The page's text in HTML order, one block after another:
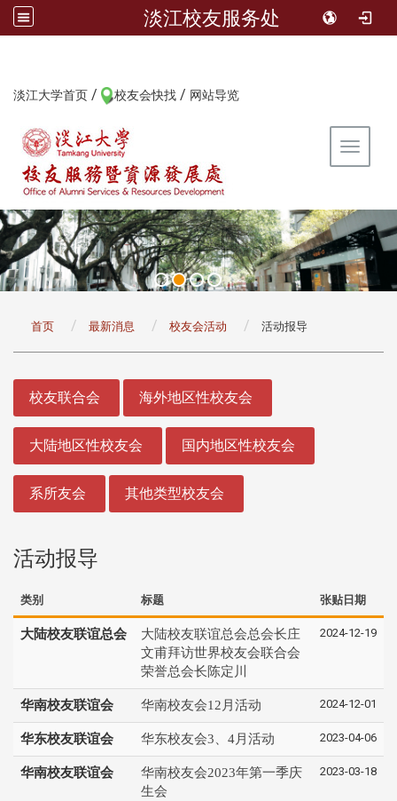
淡江校友服务处
淡江大学首页 / 校友会快找 / 网站导览
Toggle
首页 最新消息 校友会活动 活动报导
校友联合会 海外地区性校友会
大陆地区性校友会 国内地区性校友会
系所友会 其他类型校友会
活动报导
类别 标题 张贴日期
大陆校友联谊总会
大陆校友联谊总会总会长庄
文甫拜访世界校友会联合会
荣誉总会长陈定川
2024-12-19
华南校友联谊会 华南校友会12月活动 2024-12-01
华东校友联谊会 华东校友会3、4月活动 2023-04-06
华南校友联谊会
华南校友会2023年第一季庆
生会
2023-03-18